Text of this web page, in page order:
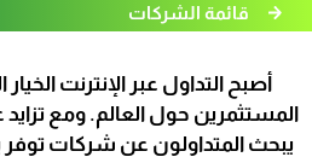
قائمة الشركات
أصبح التداول عبر الإنترنت
المستثمرين حول العالم. ومع
يبحث المتداولون عن شركات توفر